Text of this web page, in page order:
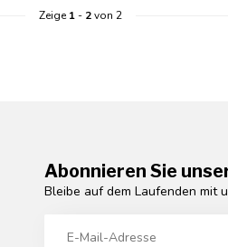
Zeige1- 2von 2
Abonnieren Sie
Bleibe auf dem Laufenden mit